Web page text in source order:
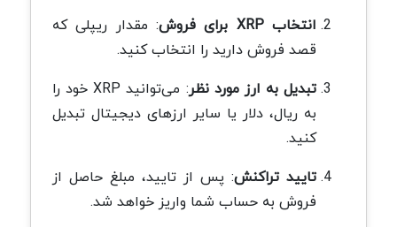
انتخابXRP برای فروش: مقدار ریپلی که
قصد فروش دارید را انتخاب کنید.
تبدیل به ارز مورد نظر: می‌توانیدXRP خود را
به ریال، دلار یا سایر ارزهای دیجیتال تبدیل
کنید.
تایید تراکنش: پس از تایید، مبلغ حاصل از
فروش به حساب شما واریز خواهد شد.